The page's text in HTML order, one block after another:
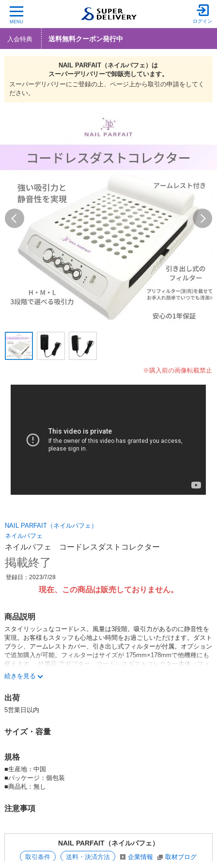
MENU ログイン
入会特典 送料無料クーポン発行中
NAIL PARFAIT（ネイルパフェ）は
スーパーデリバリーで卸販売しています。
スーパーデリバリーにご登録の上、ページ上から取引の申請をしてく
ださい。
※購入前の画像転載禁止
NAIL PARFAIT（ネイルパフェ）
ネイルパフェ
ネイルパフェ コードレスダストコレクター
掲載終了
登録日：2023/7/28
現在、この商品は販売しておりません。
商品説明
スタイリッシュなコードレス。風量は3段階。吸引力があるのに静音性を
実現。お客様もスタッフも心地よい時間をお過ごしいただけます。ダスト
ブラシ、アームレストカバー、引き出し式フィルターが付属。オプション
で追加購入が可能。フィルターはサイズが 175mm×178mmで他機種にも
使えます。 付属品:アダプター、コードレスダストコレクター本体（フィ
ルター1枚）、ダストブラシ 消費電力: 70W 出力電圧: 12.6V 入力電圧及
び定格周波数: 100-240V 50/60Hz ｻｲｽﾞ: W190mm×D270mm×H80mm 本
0 rpm Middle（中）2500 rpm High（強）3200 rpm 充電時間：約2時
間 連続稼働時間：強モードで約4時間程度。弱モード約8時間程
続きを見る
出荷
5営業日以内
サイズ・容量
規格
■生産地：中国
■パッケージ：個包装
■商品札：無し
注意事項
NAIL PARFAIT（ネイルパフェ）
取引条件 送料・決済方法 企業情報 取材ブログ